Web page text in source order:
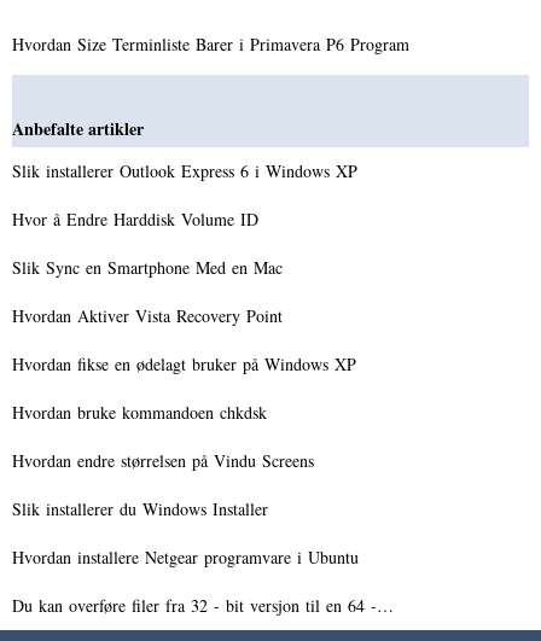
Hvordan Size Terminliste Barer i Primavera P6 Program
Anbefalte artikler
Slik installerer Outlook Express 6 i Windows XP
Hvor å Endre Harddisk Volume ID
Slik Sync en Smartphone Med en Mac
Hvordan Aktiver Vista Recovery Point
Hvordan fikse en ødelagt bruker på Windows XP
Hvordan bruke kommandoen chkdsk
Hvordan endre størrelsen på Vindu Screens
Slik installerer du Windows Installer
Hvordan installere Netgear programvare i Ubuntu
Du kan overføre filer fra 32 - bit versjon til en 64 -…